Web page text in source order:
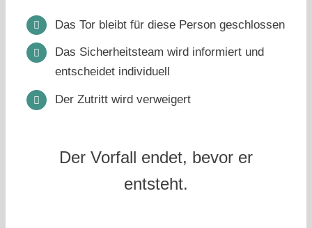
Das Tor bleibt für diese Person geschlossen
Das Sicherheitsteam wird informiert und
entscheidet individuell
Der Zutritt wird verweigert
Der Vorfall endet, bevor er
entsteht.